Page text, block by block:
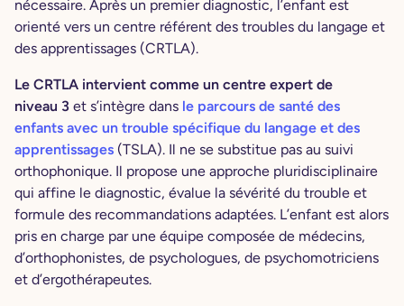
nécessaire. Après un premier diagnostic, l’enfant est
orienté vers un centre référent des troubles du langage et
des apprentissages (CRTLA).
Le CRTLA intervient comme un centre expert de
niveau 3 et s’intègre dans le parcours de santé des
enfants avec un trouble spécifique du langage et des
apprentissages (TSLA). Il ne se substitue pas au suivi
orthophonique. Il propose une approche pluridisciplinaire
qui affine le diagnostic, évalue la sévérité du trouble et
formule des recommandations adaptées. L’enfant est alors
pris en charge par une équipe composée de médecins,
d’orthophonistes, de psychologues, de psychomotriciens
et d’ergothérapeutes.